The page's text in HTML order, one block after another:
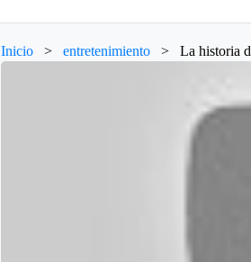
Inicio > entretenimiento > La historia